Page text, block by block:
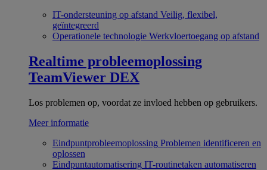
IT-ondersteuning op afstand Veilig, flexibel,
geïntegreerd
Operationele technologie Werkvloertoegang op afstand
Realtime probleemoplossing
TeamViewer DEX
Los problemen op, voordat ze invloed hebben op gebruikers.
Meer informatie
Eindpuntprobleemoplossing Problemen identificeren en
oplossen
Eindpuntautomatisering IT-routinetaken automatiseren